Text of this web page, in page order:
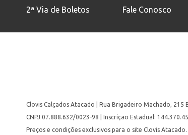
2ª Via de Boletos
Fale Conosco
Clovis Calçados Atacado | Rua Brigadeiro Machado, 215
CNPJ 07.888.632/0023-98 | Inscriçao Estadual:
Preços e condições exclusivos para o site Clovis